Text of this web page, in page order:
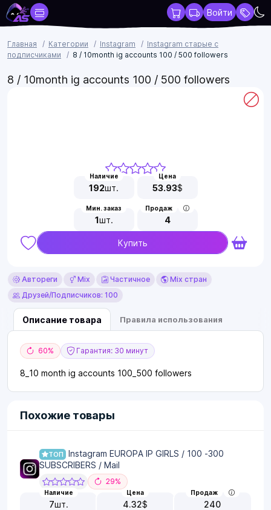
Войти
Главная Категории Instagram
Instagram старые с
подписчиками
8 / 10month ig accounts 100 / 500 followers
8 / 10month ig accounts 100 / 500 followers
Наличие
192шт.
Цена
53.93$
Мин. заказ
1шт.
Продаж
4
Купить
Автореги Mix Частичное
Mix стран
Друзей/Подписчиков: 100
Описание товара Правила использования
60% Гарантия: 30 минут
8_10 month ig accounts 100_500 followers
Похожие товары
ТОП
Instagram EUROPA IP GIRLS / 100 -300
SUBSCRIBERS / Mail
29%
Наличие
7шт.
Цена
4.32$
Продаж
240